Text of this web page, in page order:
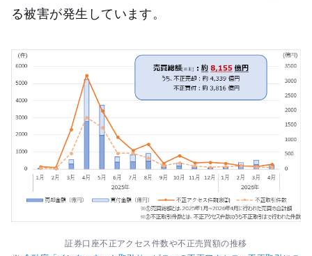
る被害が発生しています。
証券口座不正アクセス件数や不正売買額の推移